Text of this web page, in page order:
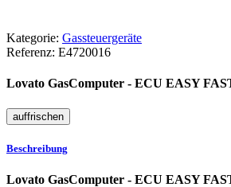
Kategorie: Gassteuergeräte
Referenz: E4720016
Lovato GasComputer - ECU EASY
Beschreibung
Lovato GasComputer - ECU EASY